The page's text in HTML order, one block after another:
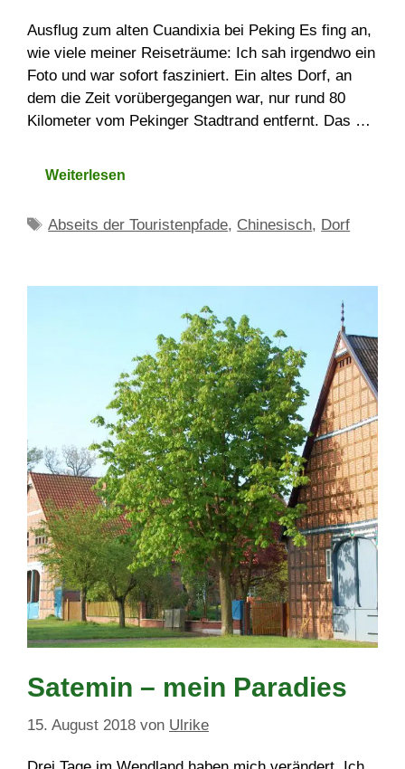
Ausflug zum alten Cuandixia bei Peking Es fing an,
wie viele meiner Reiseträume: Ich sah irgendwo ein
Foto und war sofort fasziniert. Ein altes Dorf, an
dem die Zeit vorübergegangen war, nur rund 80
Kilometer vom Pekinger Stadtrand entfernt. Das …
Weiterlesen
Schlagwörter
Abseits der Touristenpfade, Chinesisch, Dorf
Satemin – mein Paradies
15. August 2018 von Ulrike